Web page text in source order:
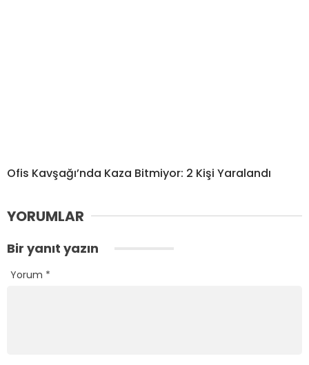
Ofis Kavşağı’nda Kaza Bitmiyor: 2 Kişi Yaralandı
YORUMLAR
Bir yanıt yazın
Yorum *